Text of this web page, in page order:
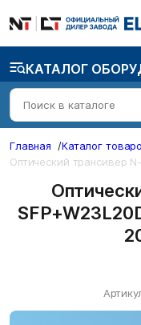
КАТАЛОГ
Главная /Каталог